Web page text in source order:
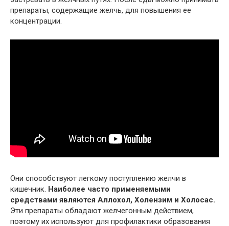
препараты, содержащие желчь, для повышения ее
концентрации.
Они способствуют легкому поступлению желчи в
кишечник. Наиболее часто применяемыми
средствами являются Аллохол, Холензим и Холосас.
Эти препараты обладают желчегонным действием,
поэтому их используют для профилактики образования